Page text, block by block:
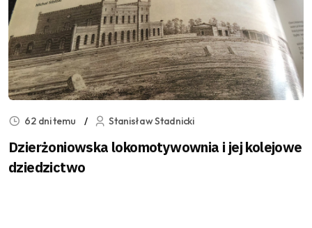
62 dni temu Stanisław Stadnicki
Dzierżoniowska lokomotywownia i jej kolejowe
dziedzictwo